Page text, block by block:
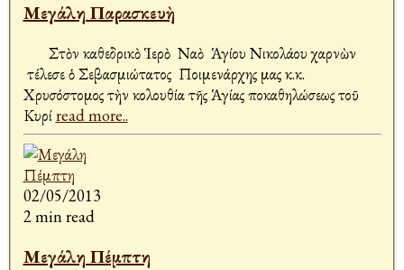
Μεγάλη Παρασκευὴ
Στὸν καθεδρικὸ Ἱερὸ Ναὸ Ἁγίου Νικολάου Ἀχαρνὼν
τέλεσε ὁ Σεβασμιώτατος Ποιμενάρχης μας κ.κ.
Χρυσόστομος τὴν Ἀκολουθία τῆς Ἁγίας Ἀποκαθηλώσεως τοῦ
Κυρίread more..
02/05/2013
2 min read
Μεγάλη Πέμπτη